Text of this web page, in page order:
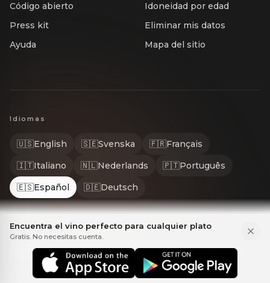
Código abierto
Press kit
Ayuda
Idoneidad por edad
Eliminar mis datos
Mapa del sitio
Idiomas
🇺🇸English 🇸🇪Svenska 🇫🇷Français
🇮🇹Italiano 🇳🇱Nederlands 🇵🇹Português
🇪🇸Español 🇩🇪Deutsch
© 2026 Gastrona. Todos los derechos reservados. GASTRONA® es
Encuentra el vino perfecto para cualquier plato
Gratis. No necesitas cuenta.